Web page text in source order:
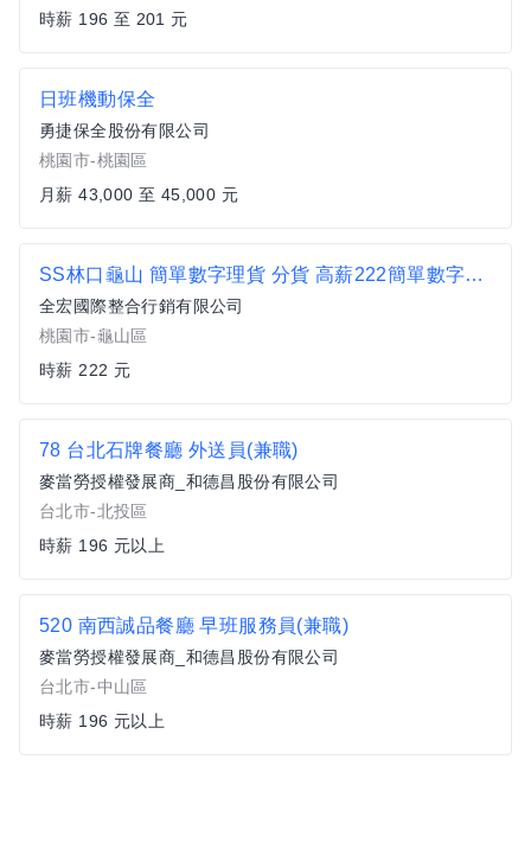
時薪 196 至 201 元
日班機動保全
勇捷保全股份有限公司
桃園市-桃園區
月薪 43,000 至 45,000 元
SS林口龜山 簡單數字理貨 分貨 高薪222簡單數字理貨
全宏國際整合行銷有限公司
桃園市-龜山區
時薪 222 元
78 台北石牌餐廳 外送員(兼職)
麥當勞授權發展商_和德昌股份有限公司
台北市-北投區
時薪 196 元以上
520 南西誠品餐廳 早班服務員(兼職)
麥當勞授權發展商_和德昌股份有限公司
台北市-中山區
時薪 196 元以上